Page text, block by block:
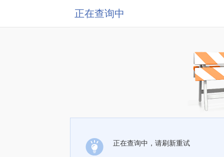
正在查询中
正在查询中，请刷新重试